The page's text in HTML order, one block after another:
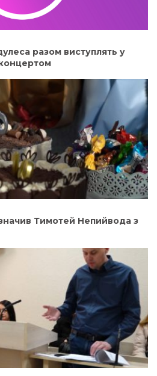
разом виступлять у
Тимотей Непийвода з